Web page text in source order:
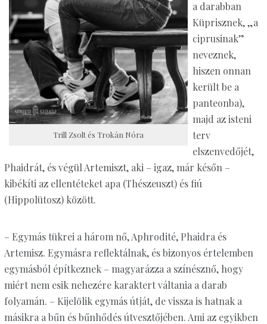
Trill Zsolt és Trokán Nóra
a darabban
Küprisznek, „a
ciprusinak”
neveznek,
hiszen onnan
került be a
panteonba),
majd az isteni
terv
elszenvedőjét,
Phaidrát, és végül Artemiszt, aki – igaz, már későn –
kibékíti az ellentéteket apa (Thészeuszt) és fiú
(Hippolütosz) között.
– Egymás tükrei a három nő, Aphrodité, Phaidra és
Artemisz. Egymásra reflektálnak, és bizonyos értelemben
egymásból építkeznek – magyarázza a színésznő, hogy
miért nem esik nehezére karaktert váltania a darab
folyamán. – Kijelölik egymás útját, de vissza is hatnak a
másikra a bűn és bűnhődés útvesztőjében. Ami az egyikben